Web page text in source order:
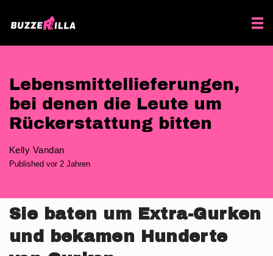
Lebensmittellieferungen,
bei denen die Leute um
Rückerstattung bitten
Kelly Vandan
Published vor 2 Jahren
Sie baten um Extra-Gurken
und bekamen Hunderte